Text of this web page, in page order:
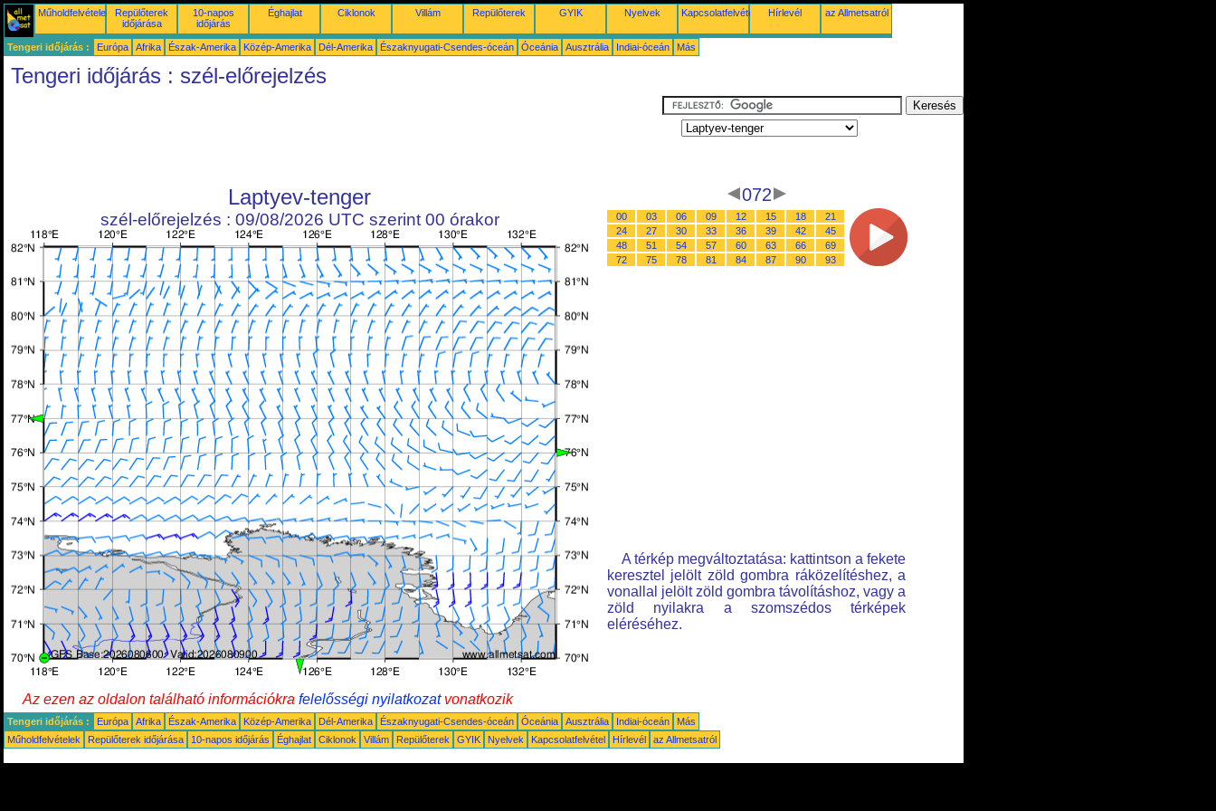
Műholdfelvételek
Repülőterek
időjárása
10-napos
időjárás
Éghajlat Ciklonok Villám Repülőterek GYIK Nyelvek Kapcsolatfelvétel Hírlevél az Allmetsatról
Tengeri időjárás : Európa Afrika Észak-Amerika Közép-Amerika Dél-Amerika Északnyugati-Csendes-óceán Óceánia Ausztrália Indiai-óceán Más
Tengeri időjárás : szél-előrejelzés
Laptyev-tenger
szél-előrejelzés : 09/08/2026 UTC szerint 00 órakor
072
00 03 06 09 12 15 18
21
24
27 30 33 36 39 42
45
48
51 54 57 60 63 66
69
72
75 78 81 84 87 90 93
A térkép megváltoztatása: kattintson a fekete
keresztel jelölt zöld gombra ráközelítéshez, a
vonallal jelölt zöld gombra távolításhoz, vagy a
zöld nyilakra a szomszédos térképek
eléréséhez.
Az ezen az oldalon található információkra felelősségi nyilatkozatvonatkozik
Tengeri időjárás : Európa Afrika Észak-Amerika Közép-Amerika Dél-Amerika Északnyugati-Csendes-óceán Óceánia Ausztrália Indiai-óceán
Más
Műholdfelvételek
Repülőterek időjárása 10-napos időjárás Éghajlat Ciklonok Villám Repülőterek GYIK Nyelvek Kapcsolatfelvétel Hírlevél az Allmetsatról